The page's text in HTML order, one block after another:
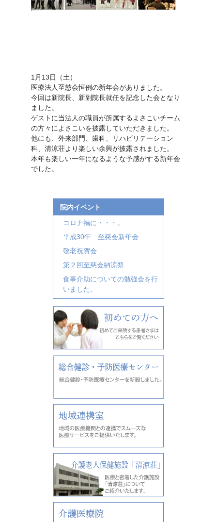
1月13日（土）
医療法人至慈会恒例の新年会がありました。
今回は新院長、新副院長就任を記念した会となり
ました。
ゲストに当法人の職員が所属するよさこいチーム
の方々によさこいを披露していただきました。
他にも、外来部門、歯科、リハビリテーション
科、清涼荘より楽しい余興が披露されました。
本年も楽しい一年になるような予感がする新年会
でした。
院内イベント
コロナ禍に・・・。
平成30年 至慈会新年会
敬老祝賀会
第２回至慈会納涼祭
食事介助についての勉強会を行
いました。